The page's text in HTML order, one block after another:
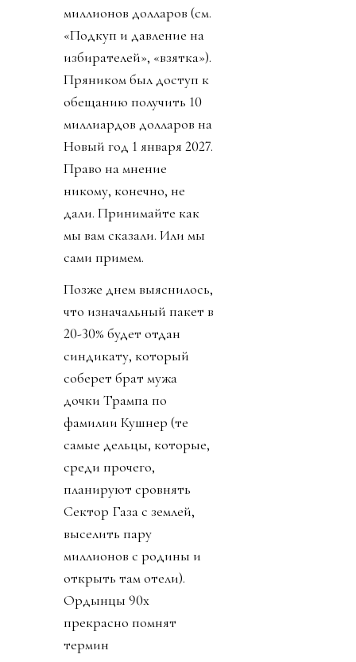
миллионов долларов (см.
«Подкуп и давление на
избирателей», «взятка»).
Пряником был доступ к
обещанию получить 10
миллиардов долларов на
Новый год 1 января 2027.
Право на мнение
никому, конечно, не
дали. Принимайте как
мы вам сказали. Или мы
сами примем.
Позже днем выяснилось,
что изначальный пакет в
20-30% будет отдан
синдикату, который
соберет брат мужа
дочки Трампа по
фамилии Кушнер (те
самые дельцы, которые,
среди прочего,
планируют сровнять
Сектор Газа с землей,
выселить пару
миллионов с родины и
открыть там отели).
Ордынцы 90х
прекрасно помнят
термин